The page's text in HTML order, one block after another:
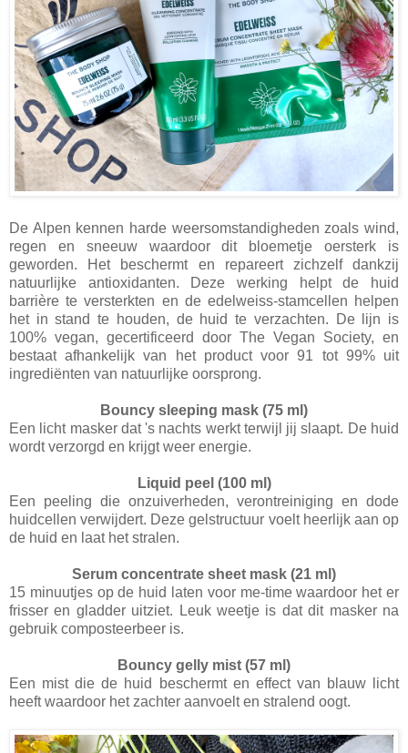
De Alpen kennen harde weersomstandigheden zoals wind,
regen en sneeuw waardoor dit bloemetje oersterk is
geworden. Het beschermt en repareert zichzelf dankzij
natuurlijke antioxidanten. Deze werking helpt de huid
barrière te versterkten en de edelweiss-stamcellen helpen
het in stand te houden, de huid te verzachten. De lijn is
100% vegan, gecertificeerd door The Vegan Society, en
bestaat afhankelijk van het product voor 91 tot 99% uit
ingrediënten van natuurlijke oorsprong.
Bouncy sleeping mask (75 ml)
Een licht masker dat 's nachts werkt terwijl jij slaapt. De huid
wordt verzorgd en krijgt weer energie.
Liquid peel (100 ml)
Een peeling die onzuiverheden, verontreiniging en dode
huidcellen verwijdert. Deze gelstructuur voelt heerlijk aan op
de huid en laat het stralen.
Serum concentrate sheet mask (21 ml)
15 minuutjes op de huid laten voor me-time waardoor het er
frisser en gladder uitziet. Leuk weetje is dat dit masker na
gebruik composteerbeer is.
Bouncy gelly mist (57 ml)
Een mist die de huid beschermt en effect van blauw licht
heeft waardoor het zachter aanvoelt en stralend oogt.